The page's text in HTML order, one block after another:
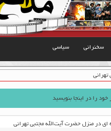
سخنرانی سیاسی
ای در منزل حضرت آیت‌الله مجتبی تهرانی